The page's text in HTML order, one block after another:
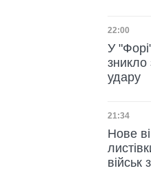
Дата
22:00
У
зникло
удару
Дата
21:34
Нове
військ